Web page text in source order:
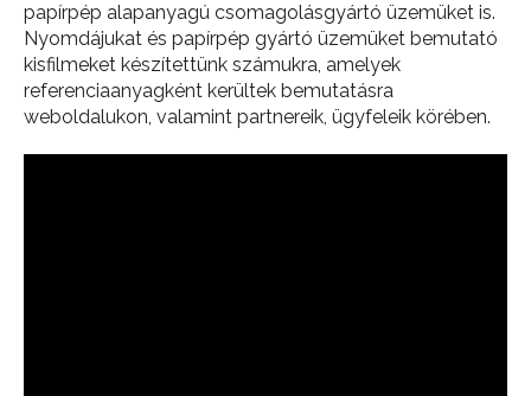
papírpép alapanyagú csomagolásgyártó üzemüket is.
Nyomdájukat és papírpép gyártó üzemüket bemutató
kisfilmeket készítettünk számukra, amelyek
referenciaanyagként kerültek bemutatásra
weboldalukon, valamint partnereik, ügyfeleik körében.